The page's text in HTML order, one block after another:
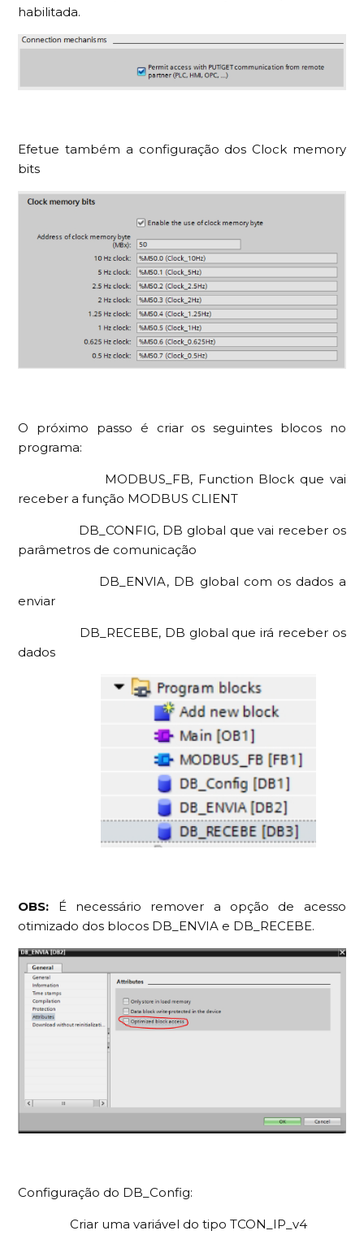
habilitada.
Efetue também a configuração dos Clock memory
bits
O próximo passo é criar os seguintes blocos no
programa:
MODBUS_FB, Function Block que vai
receber a função MODBUS CLIENT
DB_CONFIG, DB global que vai receber os
parâmetros de comunicação
DB_ENVIA, DB global com os dados a
enviar
DB_RECEBE, DB global que irá receber os
dados
OBS: É necessário remover a opção de acesso
otimizado dos blocos DB_ENVIA e DB_RECEBE.
Configuração do DB_Config:
Criar uma variável do tipo TCON_IP_v4